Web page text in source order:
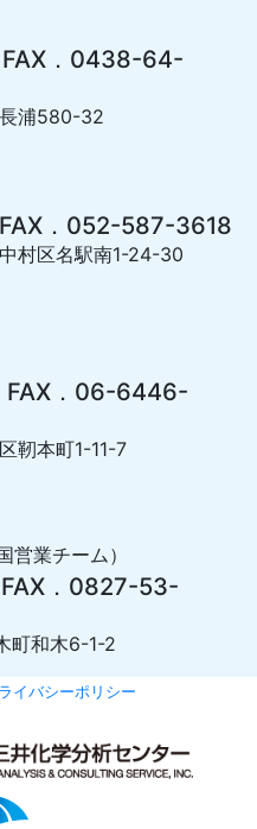
．0438-64-
浦580-32
．052-587-3618
村区名駅南1-24-30
．06-6446-
靭本町1-11-7
営業チーム）
．0827-53-
町和木6-1-2
イバシーポリシー